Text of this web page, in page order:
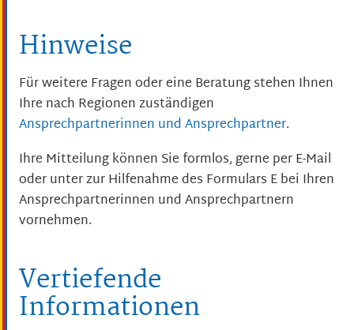
Hinweise
Für weitere Fragen oder eine Beratung stehen Ihnen
Ihre nach Regionen zuständigen
Ansprechpartnerinnen und Ansprechpartner.
Ihre Mitteilung können Sie formlos, gerne per E-Mail
oder unter zur Hilfenahme des Formulars E bei Ihren
Ansprechpartnerinnen und Ansprechpartnern
vornehmen.
Vertiefende
Informationen